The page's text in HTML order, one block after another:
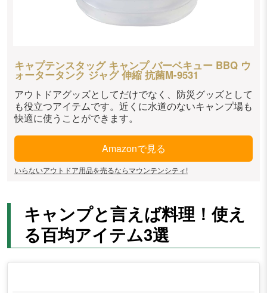
キャプテンスタッグ キャンプ バーベキュー BBQ ウ
ォータータンク ジャグ 伸縮 抗菌M-9531
アウトドアグッズとしてだけでなく、防災グッズとして
も役立つアイテムです。近くに水道のないキャンプ場も
快適に使うことができます。
Amazonで見る
いらないアウトドア用品を売るならマウンテンシティ!
キャンプと言えば料理！使え
る百均アイテム3選